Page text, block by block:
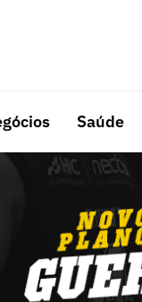
Saúde